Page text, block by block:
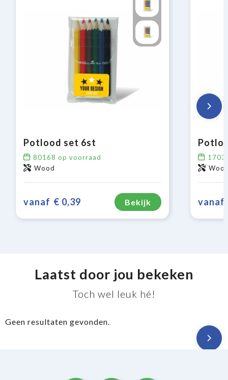
Potlood set 6st
80168 op voorraad
Wood
vanaf € 0,39 Bekijk vanaf
Laatst door jou bekeken
Toch wel leuk hé!
Geen resultaten gevonden.